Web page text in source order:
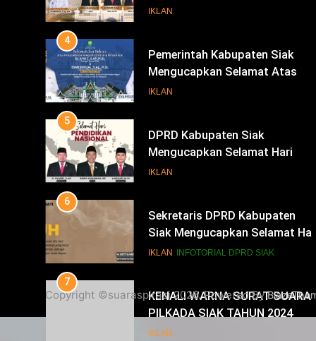
Pengambilan Sumpah Jabatan
IKLAN
5
DPRD Kabupaten Siak
Mengucapkan Selamat Hari
Pendidikan Nasional
IKLAN
6
Sekretaris DPRD Kabupaten
Siak Mengucapkan Selamat Hari
Buruh
IKLAN
7
KENALI WARNA SURAT SUARA
PILKADA SIAK TAHUN 2024
IKLAN
8
Mari Sukseskan Pilkada
Serentak Tahun 2024
IKLAN
Copyright ©suaraspirasi 2026. Powered By